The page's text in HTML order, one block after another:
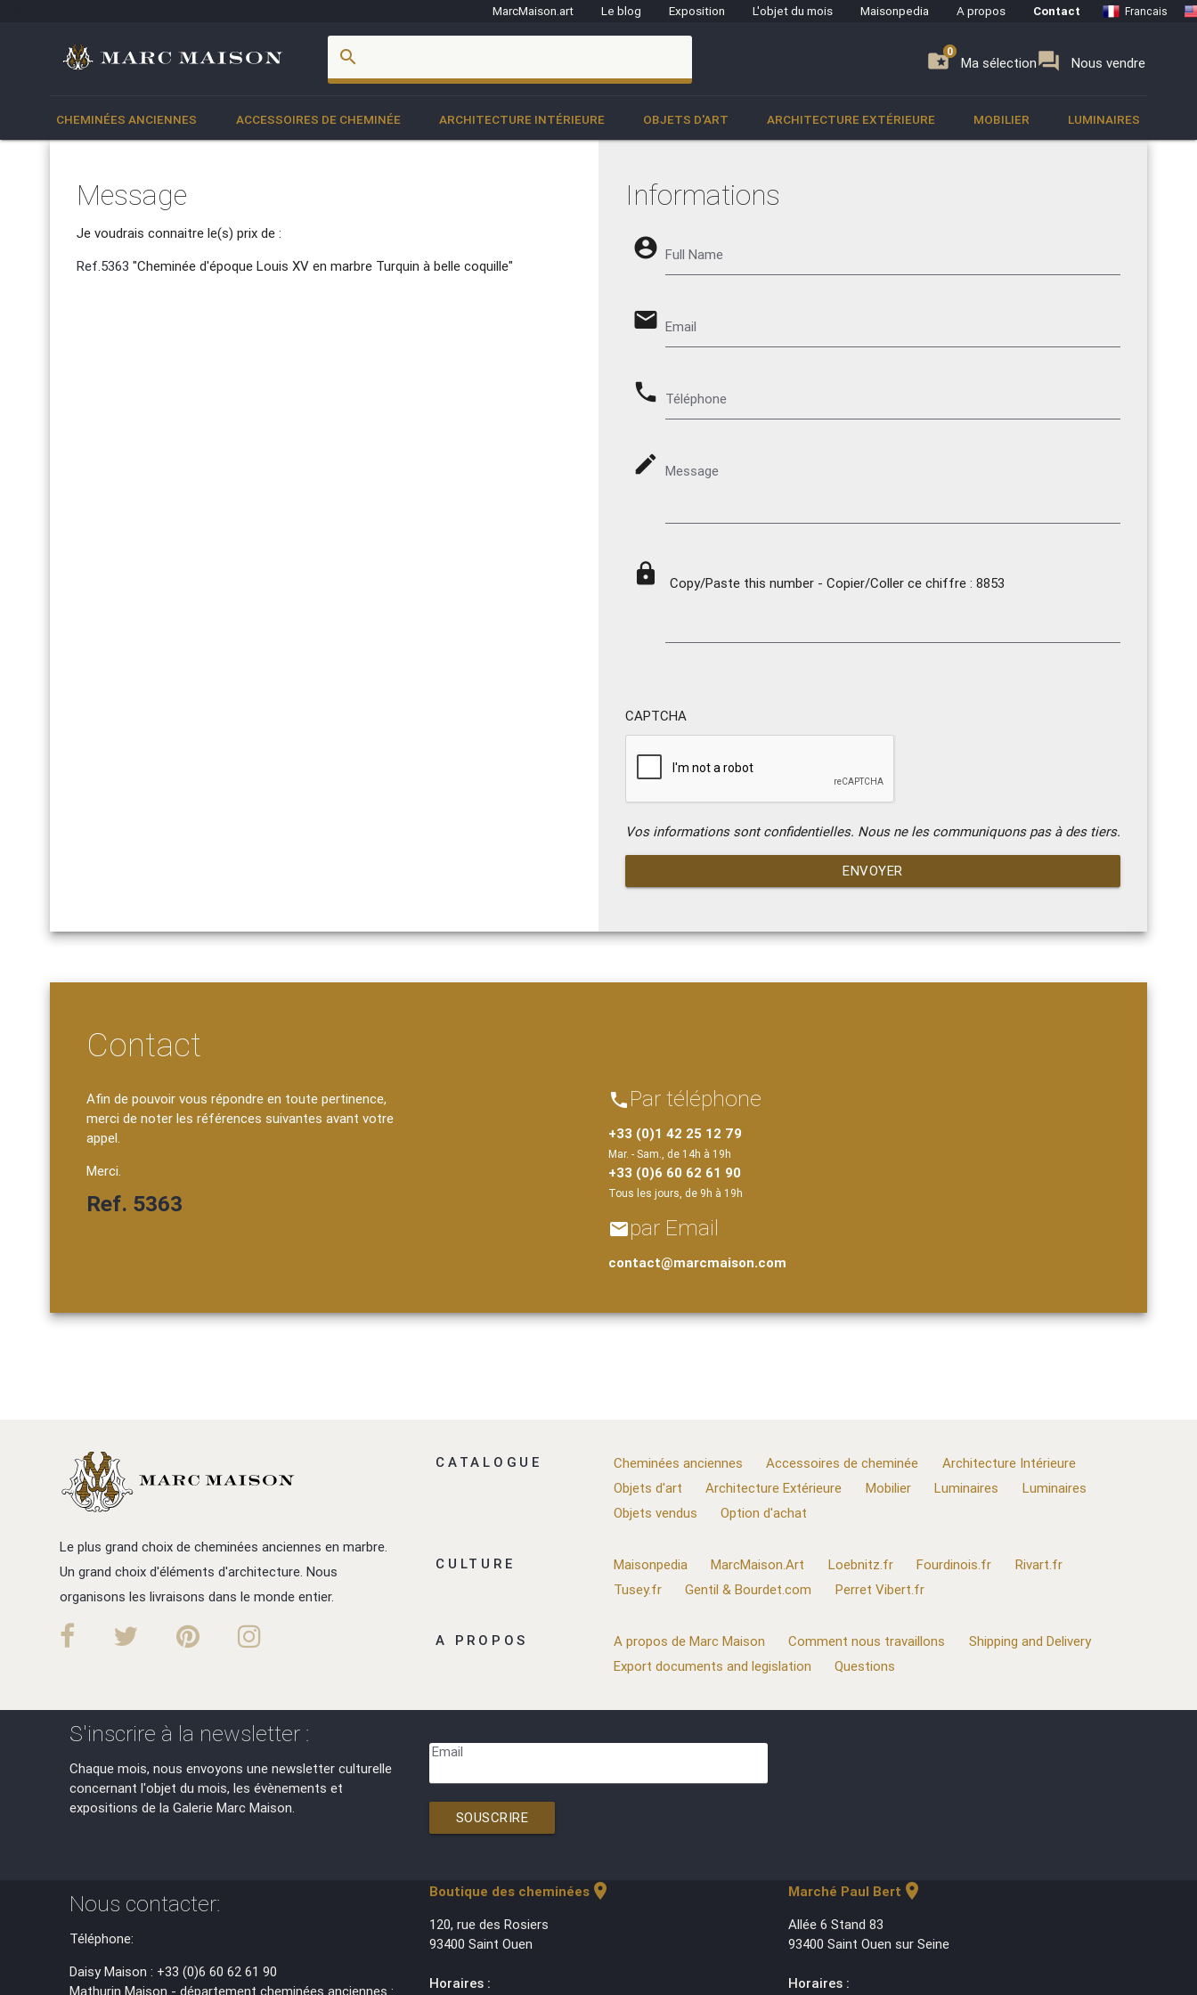
MarcMaison.art Le blog Exposition L'objet du mois Maisonpedia A propos Contact Francais
search folder_special Ma sélection
0 forum Nous vendre
0
CHEMINÉES ANCIENNES ACCESSOIRES DE CHEMINÉE ARCHITECTURE INTÉRIEURE OBJETS D'ART ARCHITECTURE EXTÉRIEURE MOBILIER LUMINAIRES
Message
Je voudrais connaitre le(s) prix de :
Ref.5363 "Cheminée d'époque Louis XV en marbre Turquin à belle coquille"
Informations
account_circle Full Name
email Email
phone Téléphone
mode_edit Message
lock Copy/Paste this number - Copier/Coller ce chiffre : 8853
CAPTCHA
Vos informations sont confidentielles. Nous ne les communiquons pas à des tiers.
ENVOYER
Contact
Afin de pouvoir vous répondre en toute pertinence,
merci de noter les références suivantes avant votre
appel.
Merci.
Ref. 5363
phone Par téléphone
+33 (0)1 42 25 12 79
Mar. - Sam., de 14h à 19h
+33 (0)6 60 62 61 90
Tous les jours, de 9h à 19h
emailpar Email
contact@marcmaison.com
Le plus grand choix de cheminées anciennes en marbre.
Un grand choix d'éléments d'architecture. Nous
organisons les livraisons dans le monde entier.
CATALOGUE Cheminées anciennes Accessoires de cheminée
Architecture Intérieure
Objets d'art
Architecture Extérieure Mobilier Luminaires
Luminaires
Objets vendus
Option d'achat
CULTURE Maisonpedia MarcMaison.Art Loebnitz.fr Fourdinois.fr
Rivart.fr
Tusey.fr
Gentil & Bourdet.com Perret Vibert.fr
A PROPOS A propos de Marc Maison Comment nous travaillons
Shipping and Delivery
Export documents and legislation
Questions
S'inscrire à la newsletter :
Chaque mois, nous envoyons une newsletter culturelle
concernant l'objet du mois, les évènements et
expositions de la Galerie Marc Maison.
Email
SOUSCRIRE
Nous contacter:
Téléphone:
Daisy Maison : +33 (0)6 60 62 61 90
Mathurin Maison - département cheminées anciennes :
Boutique des cheminéeslocation_on
120, rue des Rosiers
93400 Saint Ouen
Horaires :
Marché Paul Bert location_on
Allée 6 Stand 83
93400 Saint Ouen sur Seine
Horaires :